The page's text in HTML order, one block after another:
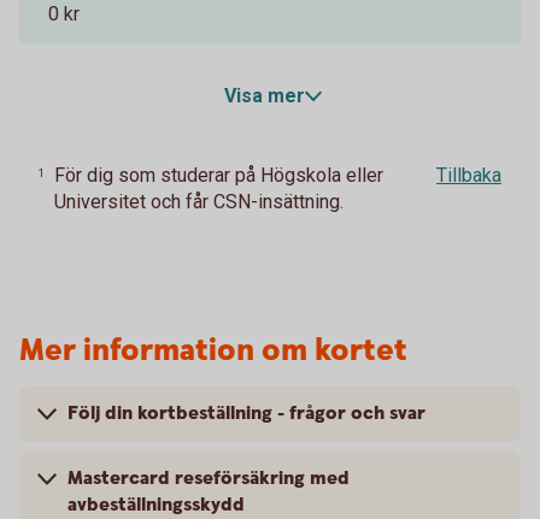
0 kr
Visa mer
1
För dig som studerar på Högskola eller
Universitet och får CSN-insättning.
Tillbaka
Mer information om kortet
Följ din kortbeställning - frågor och svar
Mastercard reseförsäkring med
avbeställningsskydd